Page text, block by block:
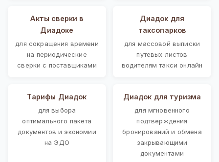
Акты сверки в
Диадоке
для сокращения времени
на периодические
сверки с поставщиками
Диадок для
таксопарков
для массовой выписки
путевых листов
водителям такси онлайн
Тарифы Диадок
для выбора
оптимального пакета
документов и экономии
на ЭДО
Диадок для туризма
для мгновенного
подтверждения
бронирований и обмена
закрывающими
документами